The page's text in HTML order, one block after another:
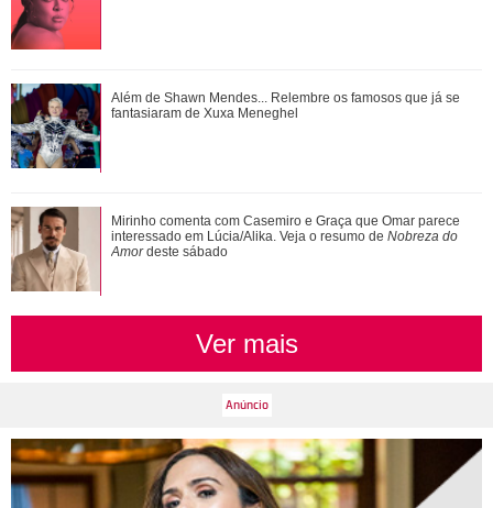
Além de Shawn Mendes... Relembre os famosos que já se
fantasiaram de Xuxa Meneghel
Mirinho comenta com Casemiro e Graça que Omar parece
interessado em Lúcia/Alika. Veja o resumo de Nobreza do
Amordeste sábado
Ver mais